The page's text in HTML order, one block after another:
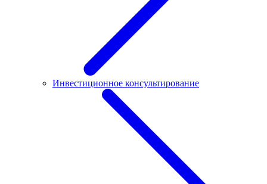
Инвестиционное консультирование